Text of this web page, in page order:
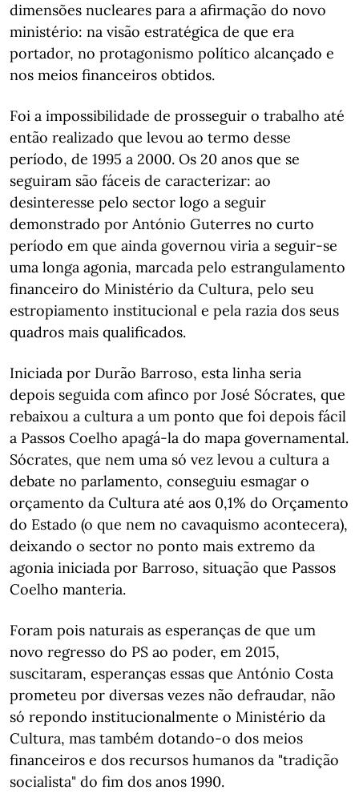
dimensões nucleares para a afirmação do novo
ministério: na visão estratégica de que era
portador, no protagonismo político alcançado e
nos meios financeiros obtidos.
Foi a impossibilidade de prosseguir o trabalho até
então realizado que levou ao termo desse
período, de 1995 a 2000. Os 20 anos que se
seguiram são fáceis de caracterizar: ao
desinteresse pelo sector logo a seguir
demonstrado por António Guterres no curto
período em que ainda governou viria a seguir-se
uma longa agonia, marcada pelo estrangulamento
financeiro do Ministério da Cultura, pelo seu
estropiamento institucional e pela razia dos seus
quadros mais qualificados.
Iniciada por Durão Barroso, esta linha seria
depois seguida com afinco por José Sócrates, que
rebaixou a cultura a um ponto que foi depois fácil
a Passos Coelho apagá-la do mapa governamental.
Sócrates, que nem uma só vez levou a cultura a
debate no parlamento, conseguiu esmagar o
orçamento da Cultura até aos 0,1% do Orçamento
do Estado (o que nem no cavaquismo acontecera),
deixando o sector no ponto mais extremo da
agonia iniciada por Barroso, situação que Passos
Coelho manteria.
Foram pois naturais as esperanças de que um
novo regresso do PS ao poder, em 2015,
suscitaram, esperanças essas que António Costa
prometeu por diversas vezes não defraudar, não
só repondo institucionalmente o Ministério da
Cultura, mas também dotando-o dos meios
financeiros e dos recursos humanos da "tradição
socialista" do fim dos anos 1990.